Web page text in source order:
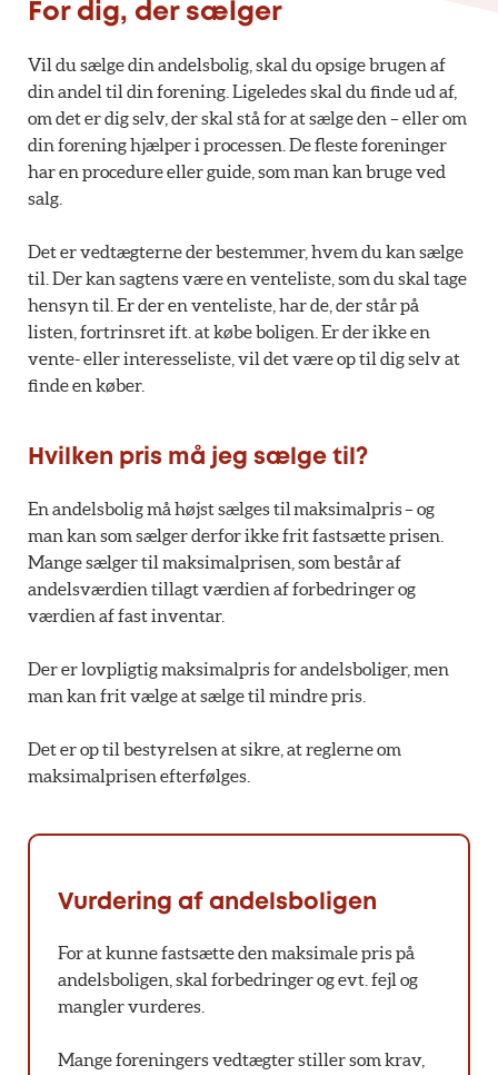
For dig, der sælger
Vil du sælge din andelsbolig, skal du opsige brugen af
din andel til din forening. Ligeledes skal du finde ud af,
om det er dig selv, der skal stå for at sælge den – eller om
din forening hjælper i processen. De fleste foreninger
har en procedure eller guide, som man kan bruge ved
salg.
Det er vedtægterne der bestemmer, hvem du kan sælge
til. Der kan sagtens være en venteliste, som du skal tage
hensyn til. Er der en venteliste, har de, der står på
listen, fortrinsret ift. at købe boligen. Er der ikke en
vente- eller interesseliste, vil det være op til dig selv at
finde en køber.
Hvilken pris må jeg sælge til?
En andelsbolig må højst sælges til maksimalpris – og
man kan som sælger derfor ikke frit fastsætte prisen.
Mange sælger til maksimalprisen, som består af
andelsværdien tillagt værdien af forbedringer og
værdien af fast inventar.
Der er lovpligtig maksimalpris for andelsboliger, men
man kan frit vælge at sælge til mindre pris.
Det er op til bestyrelsen at sikre, at reglerne om
maksimalprisen efterfølges.
Vurdering af andelsboligen
For at kunne fastsætte den maksimale pris på
andelsboligen, skal forbedringer og evt. fejl og
mangler vurderes.
Mange foreningers vedtægter stiller som krav,